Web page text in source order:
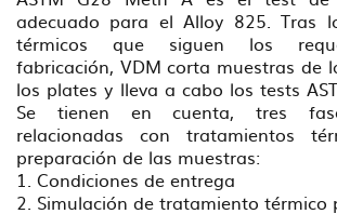
adecuado para el Alloy 825. Tras
térmicos que siguen los
fabricación, VDM corta muestras de
los plates y lleva a cabo los tests
Se tienen en cuenta, tres
relacionadas con tratamientos
preparación de las muestras:
1. Condiciones de entrega
2. Simulación de tratamiento térmico